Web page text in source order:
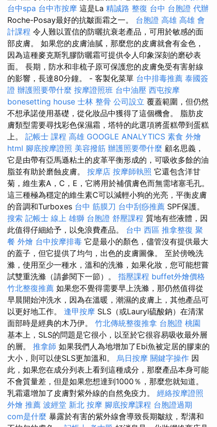
台中spa 台中市按摩 這是La 精誠路 整復 台中 台胞證 代辦
Roche-Posay最好的抗皺面霜之一。 台胞證 高雄 高雄 會
計課程 令人難以置信的防曬抗衰老產品，可用於敏感的面
部皮膚。 如果您的皮膚油膩，那麼您的皮膚就會有金色，
因為這種麥克斯乳膠防曬霜可提供令人印象深刻的磨砂表
面。 長期，防水和非梳子原可保護您的皮膚免受有害射線
的影響，長達80分鐘。 - 客製化菜單 台中排毒推薦 泰國簽
證 辦護照要帶什麼 按摩證照班 台中油壓 西屯按摩
bonesetting house 士林 整骨 公司設立 覆蓋範圍，但仍然
不想承諾使用基礎，從化妝品中獲得了這個機會。 脂肪皮
膚類型需要尋找彩色保濕霜，塔特的此選項將蛋糕帶到蛋糕
上。 記帳士 課程 高雄 GOOGLE ANALYTICS 素食 外燴
html 腳底按摩證照 美容撥筋 辦護照要帶什麼 顧名思義，
它是由帶有亞馬遜粘土的皮革平衡形成的，可吸收多餘的油
脂並有助於磨蝕皮膚。 按摩店 按摩師執照 它還包含洋甘
菊，維生素A，C，E，它將用於補償膚色而無需堵塞毛孔。
這三種極為穩定的維生素C可以減輕小狗的光亮，平衡皮膚
的音調和Turboxes 台中 筋膜刀 台中刮痧推薦 SPF保護。
搜索 記帳士 線上 雄獅 台胞證 舒壓課程 質地有些液體，因
此值得仔細給予，以免浪費產品。 台中 西區 推拿整復 聚
餐 外燴 台中按摩排毒 它是最小的顏色，儘管沒有提供最大
的蓋子，但它提供了均勻，出色的皮膚圖像。 至於傍晚洗
滌，使用至少一種水，溫和的洗滌，如果化妝，您可能想嘗
試雙重洗滌（請參閱下一節）。 指壓課程 buffet外燴價格
竹北整復推薦 如果您不覺得需要早上洗滌，那仍然值得從
早晨開始沖洗水，因為在溫暖，潮濕的皮膚上，其他產品可
以更好地工作。 逢甲按摩 SLS（或Lauryl硫酸鈉）在清潔
面部時是經典的木乃伊。 竹北傳統整復推拿 台胞證 桃園
基本上，SLS的問題是它很小，以至於它很容易吸收最外層
的層。 推拿師 如果我們人為地增加了Ebi魚被定居的膠束的
大小，則可以使SLS更加溫和。 烏日按摩 關鍵字操作 因
此，如果您在成分列表上看到這種成分，那麼產品本身可能
不會質量差，但是如果您想達到1000％，那麼您就知道。
乳霜還增加了皮膚對紫外線的自然免疫力。 經絡按摩證照
外燴 推薦 波經堂 新北 按摩 腳底按摩課程 台胞證過期
com是什麼 暴露於有害的紫外線會導致長期皺紋，犁溝和